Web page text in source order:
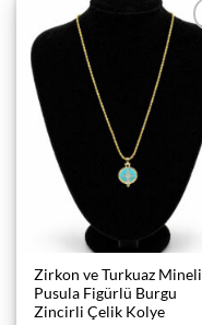
Zirkon ve Turkuaz Mineli
Pusula Figürlü Burgu
Zincirli Çelik Kolye